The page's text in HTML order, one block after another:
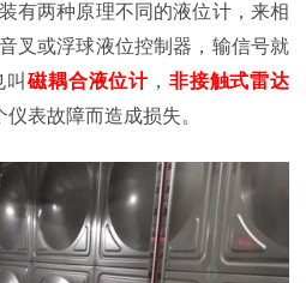
有两种原理不同的液位计，来相
叉或浮球液位控制器，输信号就
磁耦合液位计 ， 非接触式雷达
表故障而造成损失。